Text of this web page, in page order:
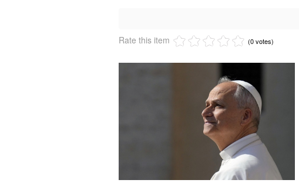
Rate this item (0 votes)